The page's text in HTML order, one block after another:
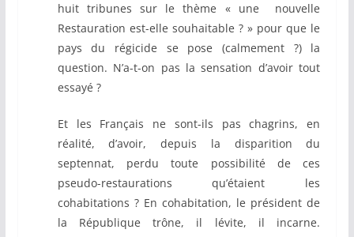
huit tribunes sur le thème « une nouvelle
Restauration est-elle souhaitable ? » pour que le
pays du régicide se pose (calmement ?) la
question. N’a-t-on pas la sensation d’avoir tout
essayé ?
Et les Français ne sont-ils pas chagrins, en
réalité, d’avoir, depuis la disparition du
septennat, perdu toute possibilité de ces
pseudo-restaurations qu’étaient les
cohabitations ? En cohabitation, le président de
la République trône, il lévite, il incarne.